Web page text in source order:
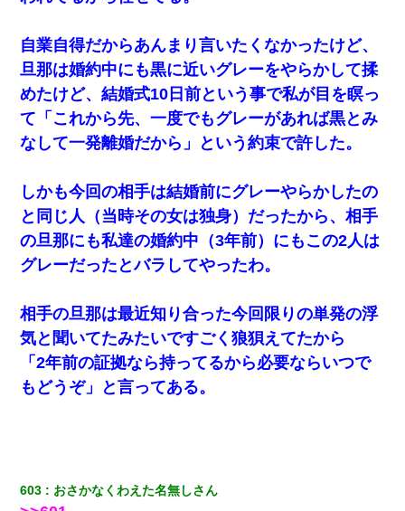
自業自得だからあんまり言いたくなかったけど、
旦那は婚約中にも黒に近いグレーをやらかして揉
めたけど、結婚式10日前という事で私が目を瞑っ
て「これから先、一度でもグレーがあれば黒とみ
なして一発離婚だから」という約束で許した。
しかも今回の相手は結婚前にグレーやらかしたの
と同じ人（当時その女は独身）だったから、相手
の旦那にも私達の婚約中（3年前）にもこの2人は
グレーだったとバラしてやったわ。
相手の旦那は最近知り合った今回限りの単発の浮
気と聞いてたみたいですごく狼狽えてたから
「2年前の証拠なら持ってるから必要ならいつで
もどうぞ」と言ってある。
603 おさかなくわえた名無しさん